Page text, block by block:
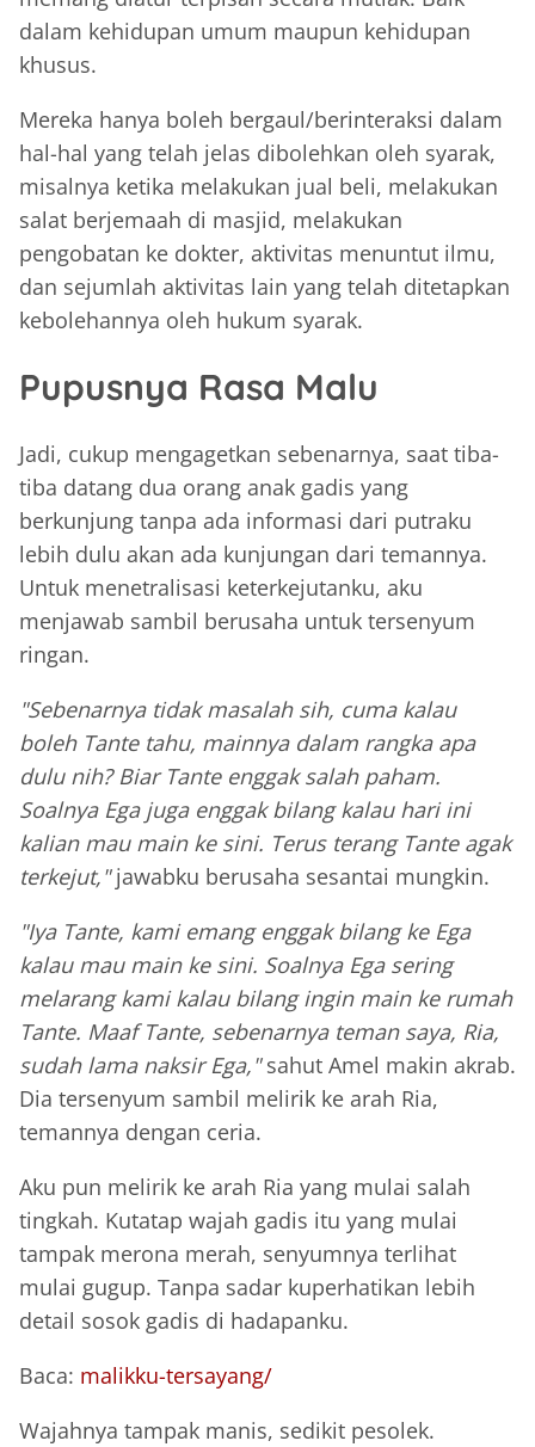
dalam kehidupan umum maupun kehidupan
khusus.
Mereka hanya boleh bergaul/berinteraksi dalam
hal-hal yang telah jelas dibolehkan oleh syarak,
misalnya ketika melakukan jual beli, melakukan
salat berjemaah di masjid, melakukan
pengobatan ke dokter, aktivitas menuntut ilmu,
dan sejumlah aktivitas lain yang telah ditetapkan
kebolehannya oleh hukum syarak.
Pupusnya Rasa Malu
Jadi, cukup mengagetkan sebenarnya, saat tiba-
tiba datang dua orang anak gadis yang
berkunjung tanpa ada informasi dari putraku
lebih dulu akan ada kunjungan dari temannya.
Untuk menetralisasi keterkejutanku, aku
menjawab sambil berusaha untuk tersenyum
ringan.
"Sebenarnya tidak masalah sih, cuma kalau
boleh Tante tahu, mainnya dalam rangka apa
dulu nih? Biar Tante enggak salah paham.
Soalnya Ega juga enggak bilang kalau hari ini
kalian mau main ke sini. Terus terang Tante agak
terkejut,"jawabku berusaha sesantai mungkin.
"Iya Tante, kami emang enggak bilang ke Ega
kalau mau main ke sini. Soalnya Ega sering
melarang kami kalau bilang ingin main ke rumah
Tante. Maaf Tante, sebenarnya teman saya, Ria,
sudah lama naksir Ega,"sahut Amel makin akrab.
Dia tersenyum sambil melirik ke arah Ria,
temannya dengan ceria.
Aku pun melirik ke arah Ria yang mulai salah
tingkah. Kutatap wajah gadis itu yang mulai
tampak merona merah, senyumnya terlihat
mulai gugup. Tanpa sadar kuperhatikan lebih
detail sosok gadis di hadapanku.
Baca: malikku-tersayang/
Wajahnya tampak manis, sedikit pesolek.